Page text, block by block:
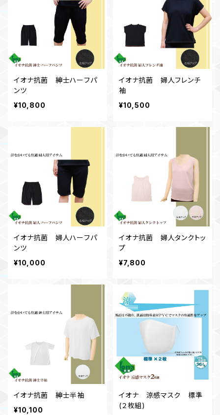
イオナ抗菌 紳士ハーフパ
ンツ
¥10,800
イオナ抗菌 婦人フレンチ
袖
¥10,500
イオナ抗菌 婦人ハーフパ
ンツ
¥10,000
イオナ抗菌 婦人タンクトッ
プ
¥7,800
イオナ抗菌 紳士半袖
¥10,100
イオナ 涼感マスク 標準
(２枚組)